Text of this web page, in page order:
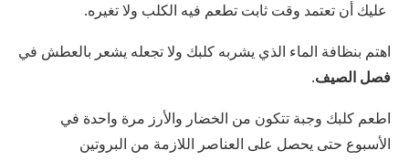
عليك أن تعتمد وقت ثابت تطعم فيه الكلب ولا تغيره.
اهتم بنظافة الماء الذي يشربه كلبك ولا تجعله يشعر بالعطش في
فصل الصيف.
اطعم كلبك وجبة تتكون من الخضار والأرز مرة واحدة في
الأسبوع حتى يحصل على العناصر اللازمة من البروتين